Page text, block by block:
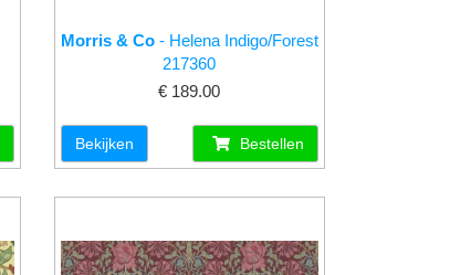
Morris & Co- Helena Indigo/Forest
217360
€ 189.00
Bekijken Bestellen